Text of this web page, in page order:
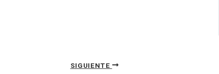
SIGUIENTE